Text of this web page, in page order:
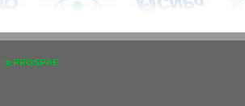
@PPGSPAF